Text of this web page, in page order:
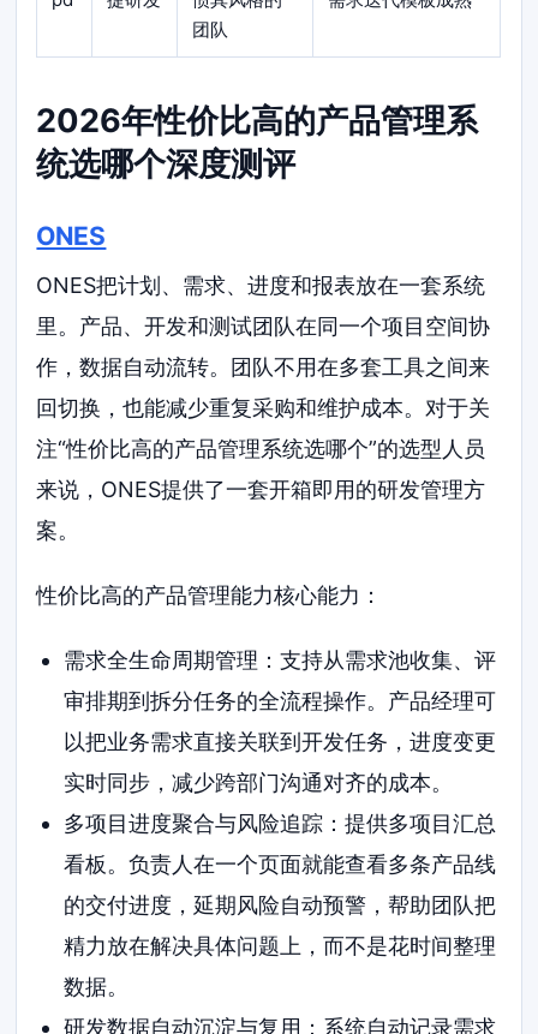
团队
2026年性价比高的产品管理系
统选哪个深度测评
ONES
ONES把计划、需求、进度和报表放在一套系统
里。产品、开发和测试团队在同一个项目空间协
作，数据自动流转。团队不用在多套工具之间来
回切换，也能减少重复采购和维护成本。对于关
注“性价比高的产品管理系统选哪个”的选型人员
来说，ONES提供了一套开箱即用的研发管理方
案。
性价比高的产品管理能力核心能力：
需求全生命周期管理：支持从需求池收集、评
审排期到拆分任务的全流程操作。产品经理可
以把业务需求直接关联到开发任务，进度变更
实时同步，减少跨部门沟通对齐的成本。
多项目进度聚合与风险追踪：提供多项目汇总
看板。负责人在一个页面就能查看多条产品线
的交付进度，延期风险自动预警，帮助团队把
精力放在解决具体问题上，而不是花时间整理
数据。
研发数据自动沉淀与复用：系统自动记录需求